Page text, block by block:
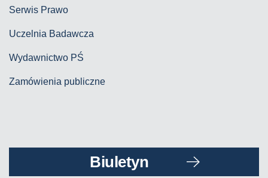
Serwis Prawo
Uczelnia Badawcza
Wydawnictwo PŚ
Zamówienia publiczne
Biuletyn